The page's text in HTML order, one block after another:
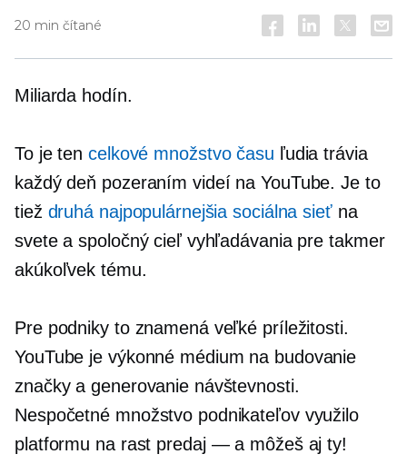
20 min čítané
Miliarda hodín.
To je tencelkové množstvo času ľudia trávia
každý deň pozeraním videí na YouTube. Je to
tiež druhá najpopulárnejšia sociálna sieťna
svete a spoločný cieľ vyhľadávania pre takmer
akúkoľvek tému.
Pre podniky to znamená veľké príležitosti.
YouTube je výkonné médium na budovanie
značky a generovanie návštevnosti.
Nespočetné množstvo podnikateľov využilo
platformu na rast predaj — a môžeš aj ty!